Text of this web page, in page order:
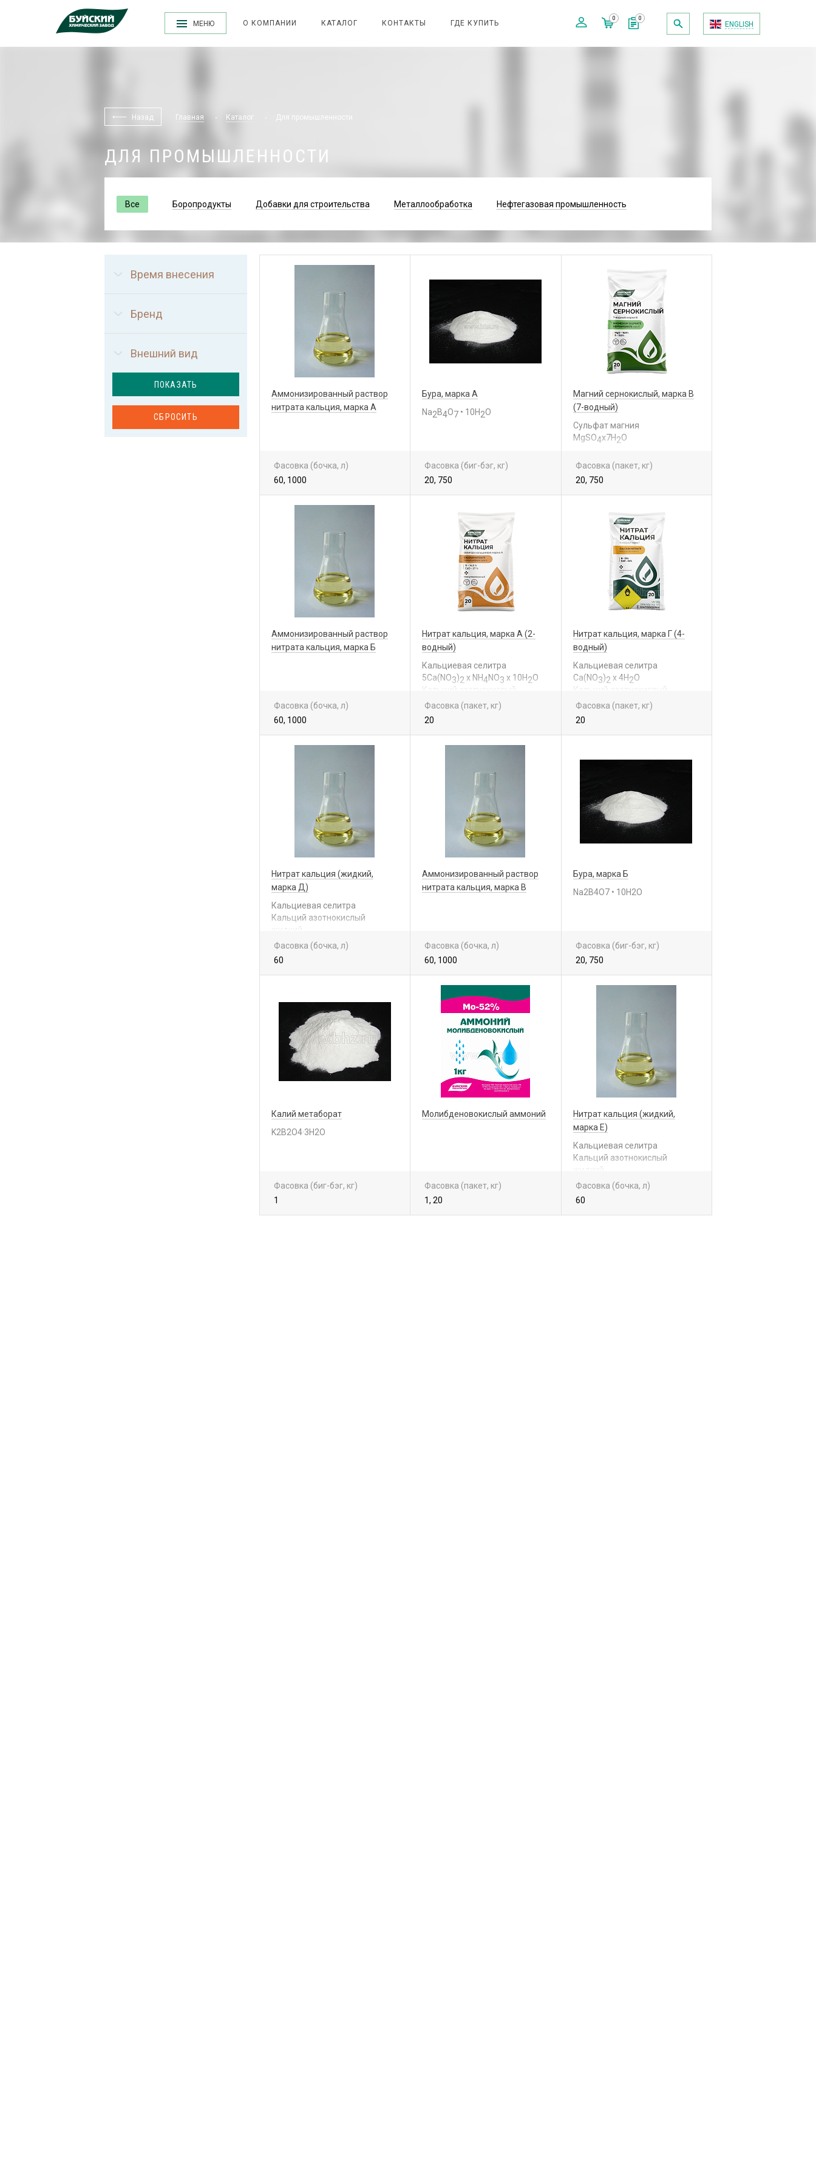
МЕНЮ О КОМПАНИИ КАТАЛОГ КОНТАКТЫ ГДЕ КУПИТЬ ENGLISH
0 0
Назад Главная Каталог Для промышленности
ДЛЯ ПРОМЫШЛЕННОСТИ
Все Боропродукты Добавки для строительства Металлообработка Нефтегазовая промышленность
Время внесения
Бренд
Внешний вид
ПОКАЗАТЬ
СБРОСИТЬ
Аммонизированный раствор
нитрата кальция, марка А
Фасовка (бочка, л)
60, 1000
Бура, марка А
Na2B4O7 • 10H2O
Фасовка (биг-бэг, кг)
20, 750
Магний сернокислый, марка В
(7-водный)
Сульфат магния
MgSO4x7H2O
Фасовка (пакет, кг)
20, 750
Аммонизированный раствор
нитрата кальция, марка Б
Фасовка (бочка, л)
60, 1000
Нитрат кальция, марка А (2-
водный)
Кальциевая селитра
5Са(NО3)2x NH4NO3 x 10Н2О
Кальций азотнокислый
Фасовка (пакет, кг)
20
Нитрат кальция, марка Г (4-
водный)
Кальциевая селитра
Са(NО3)2 x 4Н2О
Кальций азотнокислый
(4-х водный)
Фасовка (пакет, кг)
20
Нитрат кальция (жидкий,
марка Д)
Кальциевая селитра
Кальций азотнокислый
жидкий
Са(NО3)2 x nН2О
Фасовка (бочка, л)
60
Аммонизированный раствор
нитрата кальция, марка В
Фасовка (бочка, л)
60, 1000
Бура, марка Б
Na2B4O7 • 10H2O
Фасовка (биг-бэг, кг)
20, 750
Калий метаборат
K2B2O4·3H2O
Фасовка (биг-бэг, кг)
1
Молибденовокислый аммоний
Фасовка (пакет, кг)
1, 20
Нитрат кальция (жидкий,
марка Е)
Кальциевая селитра
Кальций азотнокислый
жидкий
Са(NО3)2 x nН2О
Фасовка (бочка, л)
60